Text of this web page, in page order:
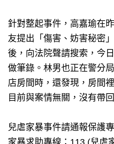
針對整起事件，高嘉瑜在
友提出「傷害、妨害秘密
後，向法院聲請搜索，今
做筆錄。林男也正在警分
店房間時，還發現，房間
目前與案情無關，沒有帶
兒虐家暴事件請通報保護專